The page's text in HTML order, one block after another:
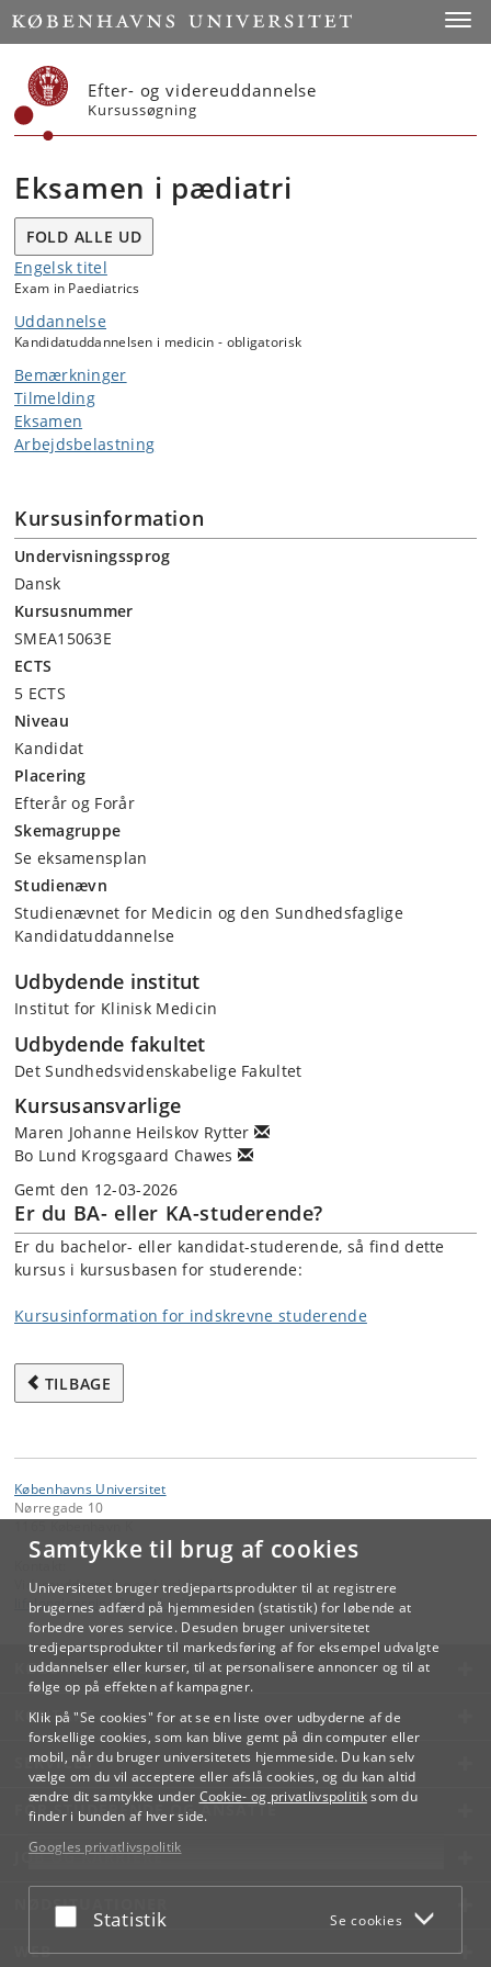
Samtykke til brug af cookies
Universitetet bruger tredjepartsprodukter til at registrere
brugernes adfærd på hjemmesiden (statistik) for løbende at
forbedre vores service. Desuden bruger universitetet
tredjepartsprodukter til markedsføring af for eksempel udvalgte
uddannelser eller kurser, til at personalisere annoncer og til at
følge op på effekten af kampagner.
Klik på "Se cookies" for at se en liste over udbyderne af de
forskellige cookies, som kan blive gemt på din computer eller
mobil, når du bruger universitetets hjemmeside. Du kan selv
vælge om du vil acceptere eller afslå cookies, og du kan altid
ændre dit samtykke under Cookie- og privatlivspolitiksom du
finder i bunden af hver side.
Googles privatlivspolitik
Acceptér eller afslå
Statistik Se cookies
Start
Efter- og videreuddannelse
Kursussøgning
Eksamen i pædiatri
FOLD ALLE UD
Engelsk titel
Exam in Paediatrics
Uddannelse
Kandidatuddannelsen i medicin - obligatorisk
Bemærkninger
Tilmelding
Eksamen
Arbejdsbelastning
Kursusinformation
Undervisningssprog
Dansk
Kursusnummer
SMEA15063E
ECTS
5 ECTS
Niveau
Kandidat
Placering
Efterår og Forår
Skemagruppe
Se eksamensplan
Studienævn
Studienævnet for Medicin og den Sundhedsfaglige
Kandidatuddannelse
Udbydende institut
Institut for Klinisk Medicin
Udbydende fakultet
Det Sundhedsvidenskabelige Fakultet
Kursusansvarlige
Maren Johanne Heilskov Rytter
Bo Lund Krogsgaard Chawes
Gemt den 12-03-2026
Er du BA- eller KA-studerende?
Er du bachelor- eller kandidat-studerende, så find dette
kursus i kursusbasen for studerende:
Kursusinformation for indskrevne studerende
TILBAGE
Københavns Universitet
Nørregade 10
Videreuddannelse og Livslang Læring
lifelonglearning@adm.ku.dk
KØBENHAVNS UNIVERSITET
KONTAKT
SERVICES
FOR STUDERENDE OG ANSATTE
JOB OG KARRIERE
NØDSITUATIONER
WEB